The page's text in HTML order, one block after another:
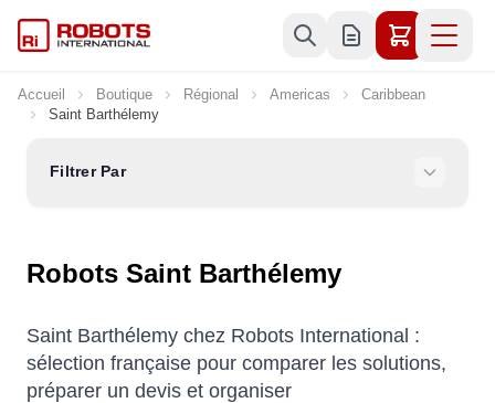
Accueil Boutique Régional Americas
Caribbean
Saint Barthélemy
Filtrer Par
Robots Saint Barthélemy
Saint Barthélemy chez Robots International :
sélection française pour comparer les solutions,
préparer un devis et organiser